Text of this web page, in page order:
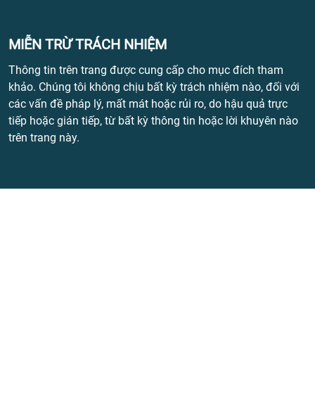
MIỄN TRỪ TRÁCH NHIỆM
Thông tin trên trang được cung cấp cho mục đích tham
khảo. Chúng tôi không chịu bất kỳ trách nhiệm nào, đối với
các vấn đề pháp lý, mất mát hoặc rủi ro, do hậu quả trực
tiếp hoặc gián tiếp, từ bất kỳ thông tin hoặc lời khuyên nào
trên trang này.